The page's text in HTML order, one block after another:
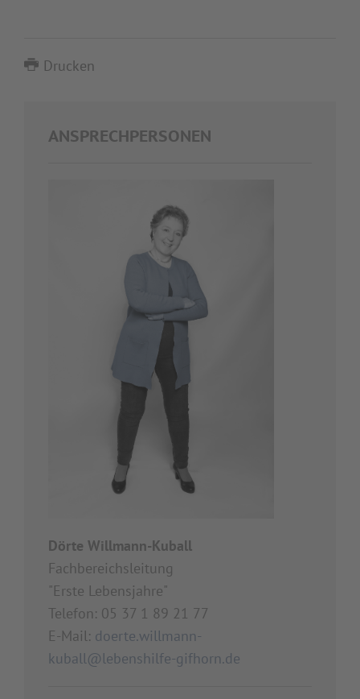
Drucken
ANSPRECHPERSONEN
Dörte Willmann-Kuball
Fachbereichsleitung
"Erste Lebensjahre"
Telefon: 05 37 1 89 21 77
E-Mail: doerte.willmann-
kuball@lebenshilfe-gifhorn.de